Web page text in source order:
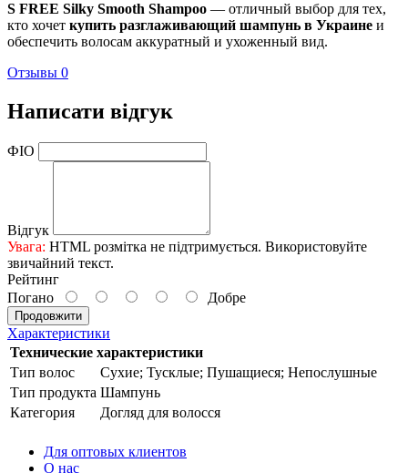
S FREE Silky Smooth Shampoo — отличный выбор для тех,
кто хочет купить разглаживающий шампунь в Украине и
обеспечить волосам аккуратный и ухоженный вид.
Отзывы 0
Написати відгук
ФІО
Відгук
Увага: HTML розмітка не підтримується. Використовуйте
звичайний текст.
Рейтинг
Погано
Добре
Продовжити
Характеристики
Технические характеристики
Тип волос
Сухие; Тусклые; Пушащиеся; Непослушные
Тип продукта Шампунь
Категория
Догляд для волосся
Для оптовых клиентов
О нас